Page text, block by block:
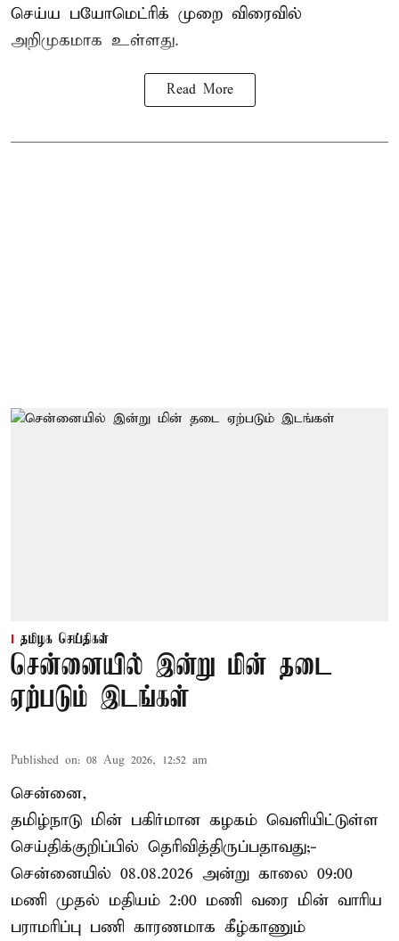
செய்ய பயோமெட்ரிக் முறை விரைவில்
அறிமுகமாக உள்ளது.
Read More
தமிழக செய்திகள்
சென்னையில் இன்று மின் தடை
ஏற்படும் இடங்கள்
Published on: 08 Aug 2026, 12:52 am
சென்னை,
தமிழ்நாடு மின் பகிர்மான கழகம் வெளியிட்டுள்ள
செய்திக்குறிப்பில் தெரிவித்திருப்பதாவது;-
சென்னையில் 08.08.2026 அன்று காலை 09:00
மணி முதல் மதியம் 2:00 மணி வரை மின் வாரிய
பராமரிப்பு பணி காரணமாக கீழ்காணும்